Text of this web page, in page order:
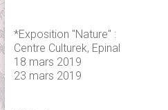
*Exposition "Nature" :
Centre Culturek, Epinal
18 mars 2019
23 mars 2019